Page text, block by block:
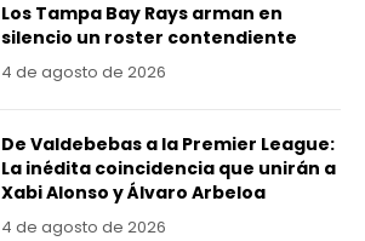
Los Tampa Bay Rays arman en
silencio un roster contendiente
4 de agosto de 2026
De Valdebebas a la Premier League:
La inédita coincidencia que unirán a
Xabi Alonso y Álvaro Arbeloa
4 de agosto de 2026